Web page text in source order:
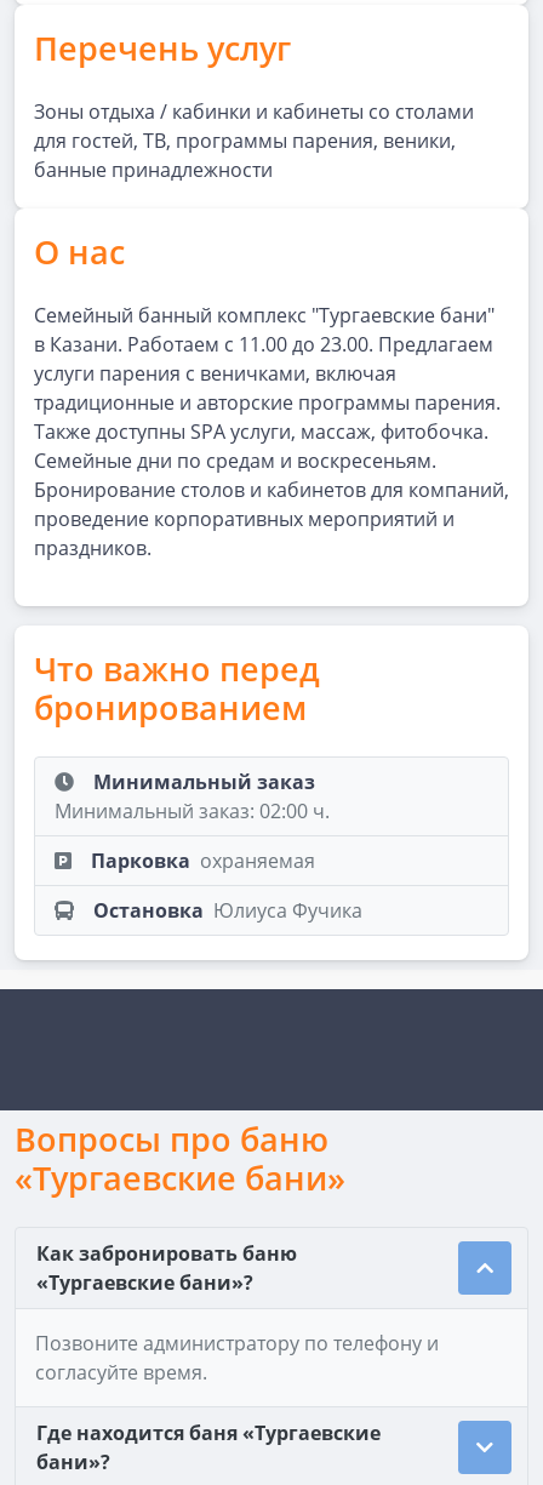
Перечень услуг
Зоны отдыха / кабинки и кабинеты со столами
для гостей, ТВ, программы парения, веники,
банные принадлежности
О нас
Семейный банный комплекс "Тургаевские бани"
в Казани. Работаем с 11.00 до 23.00. Предлагаем
услуги парения с веничками, включая
традиционные и авторские программы парения.
Также доступны SPA услуги, массаж, фитобочка.
Семейные дни по средам и воскресеньям.
Бронирование столов и кабинетов для компаний,
проведение корпоративных мероприятий и
праздников.
Что важно перед
бронированием
Минимальный заказ
Минимальный заказ: 02:00 ч.
Парковка охраняемая
Остановка Юлиуса Фучика
Вопросы про баню
«Тургаевские бани»
Как забронировать баню
«Тургаевские бани»?
Позвоните администратору по телефону и
согласуйте время.
Где находится баня «Тургаевские
бани»?